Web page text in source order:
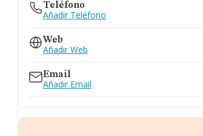
Teléfono
Añadir Teléfono
Web
Añadir Web
Email
Añadir Email